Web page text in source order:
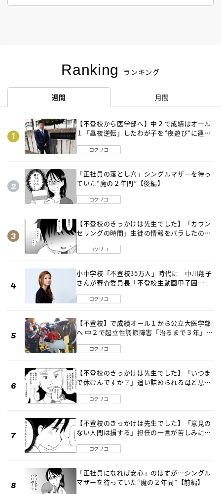
Ranking ランキング
週間 月間
【不登校から医学部へ】中２で成績はオール
１「昼夜逆転」したわが子を”夜遊び”に連れ
コクリコ
「正社員の落とし穴」シングルマザーを待っ
ていた“魔の２年間”【後編】
コクリコ
【不登校のきっかけは先生でした】「カウン
セリングの時間」生徒の情報をバラしたの
コクリコ
小中学校「不登校35万人」時代に 中川翔子
さんが審査委員長「不登校生動画甲子園
コクリコ
【不登校】で成績オール１から公立大医学部
へ 中２で起立性調節障害「治るまで３年」の
コクリコ
【不登校のきっかけは先生でした】「いつま
で休むんですか？」追い詰められる母と息子
コクリコ
【不登校のきっかけは先生でした】「意見の
ない人間は損する」担任の一言が苦しみに…
コクリコ
「正社員になれば安心」のはずが…シングル
マザーを待っていた“魔の２年間”【前編】